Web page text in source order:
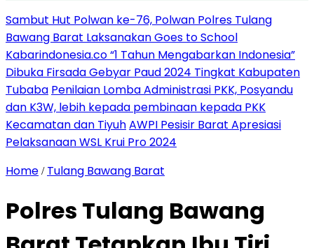
Sambut Hut Polwan ke-76, Polwan Polres Tulang
Bawang Barat Laksanakan Goes to School
Kabarindonesia.co “1 Tahun Mengabarkan Indonesia”
Dibuka Firsada Gebyar Paud 2024 Tingkat Kabupaten
Tubaba Penilaian Lomba Administrasi PKK, Posyandu
dan K3W, lebih kepada pembinaan kepada PKK
Kecamatan dan TiyuhAWPI Pesisir Barat Apresiasi
Pelaksanaan WSL Krui Pro 2024
Home / Tulang Bawang Barat
Polres Tulang Bawang